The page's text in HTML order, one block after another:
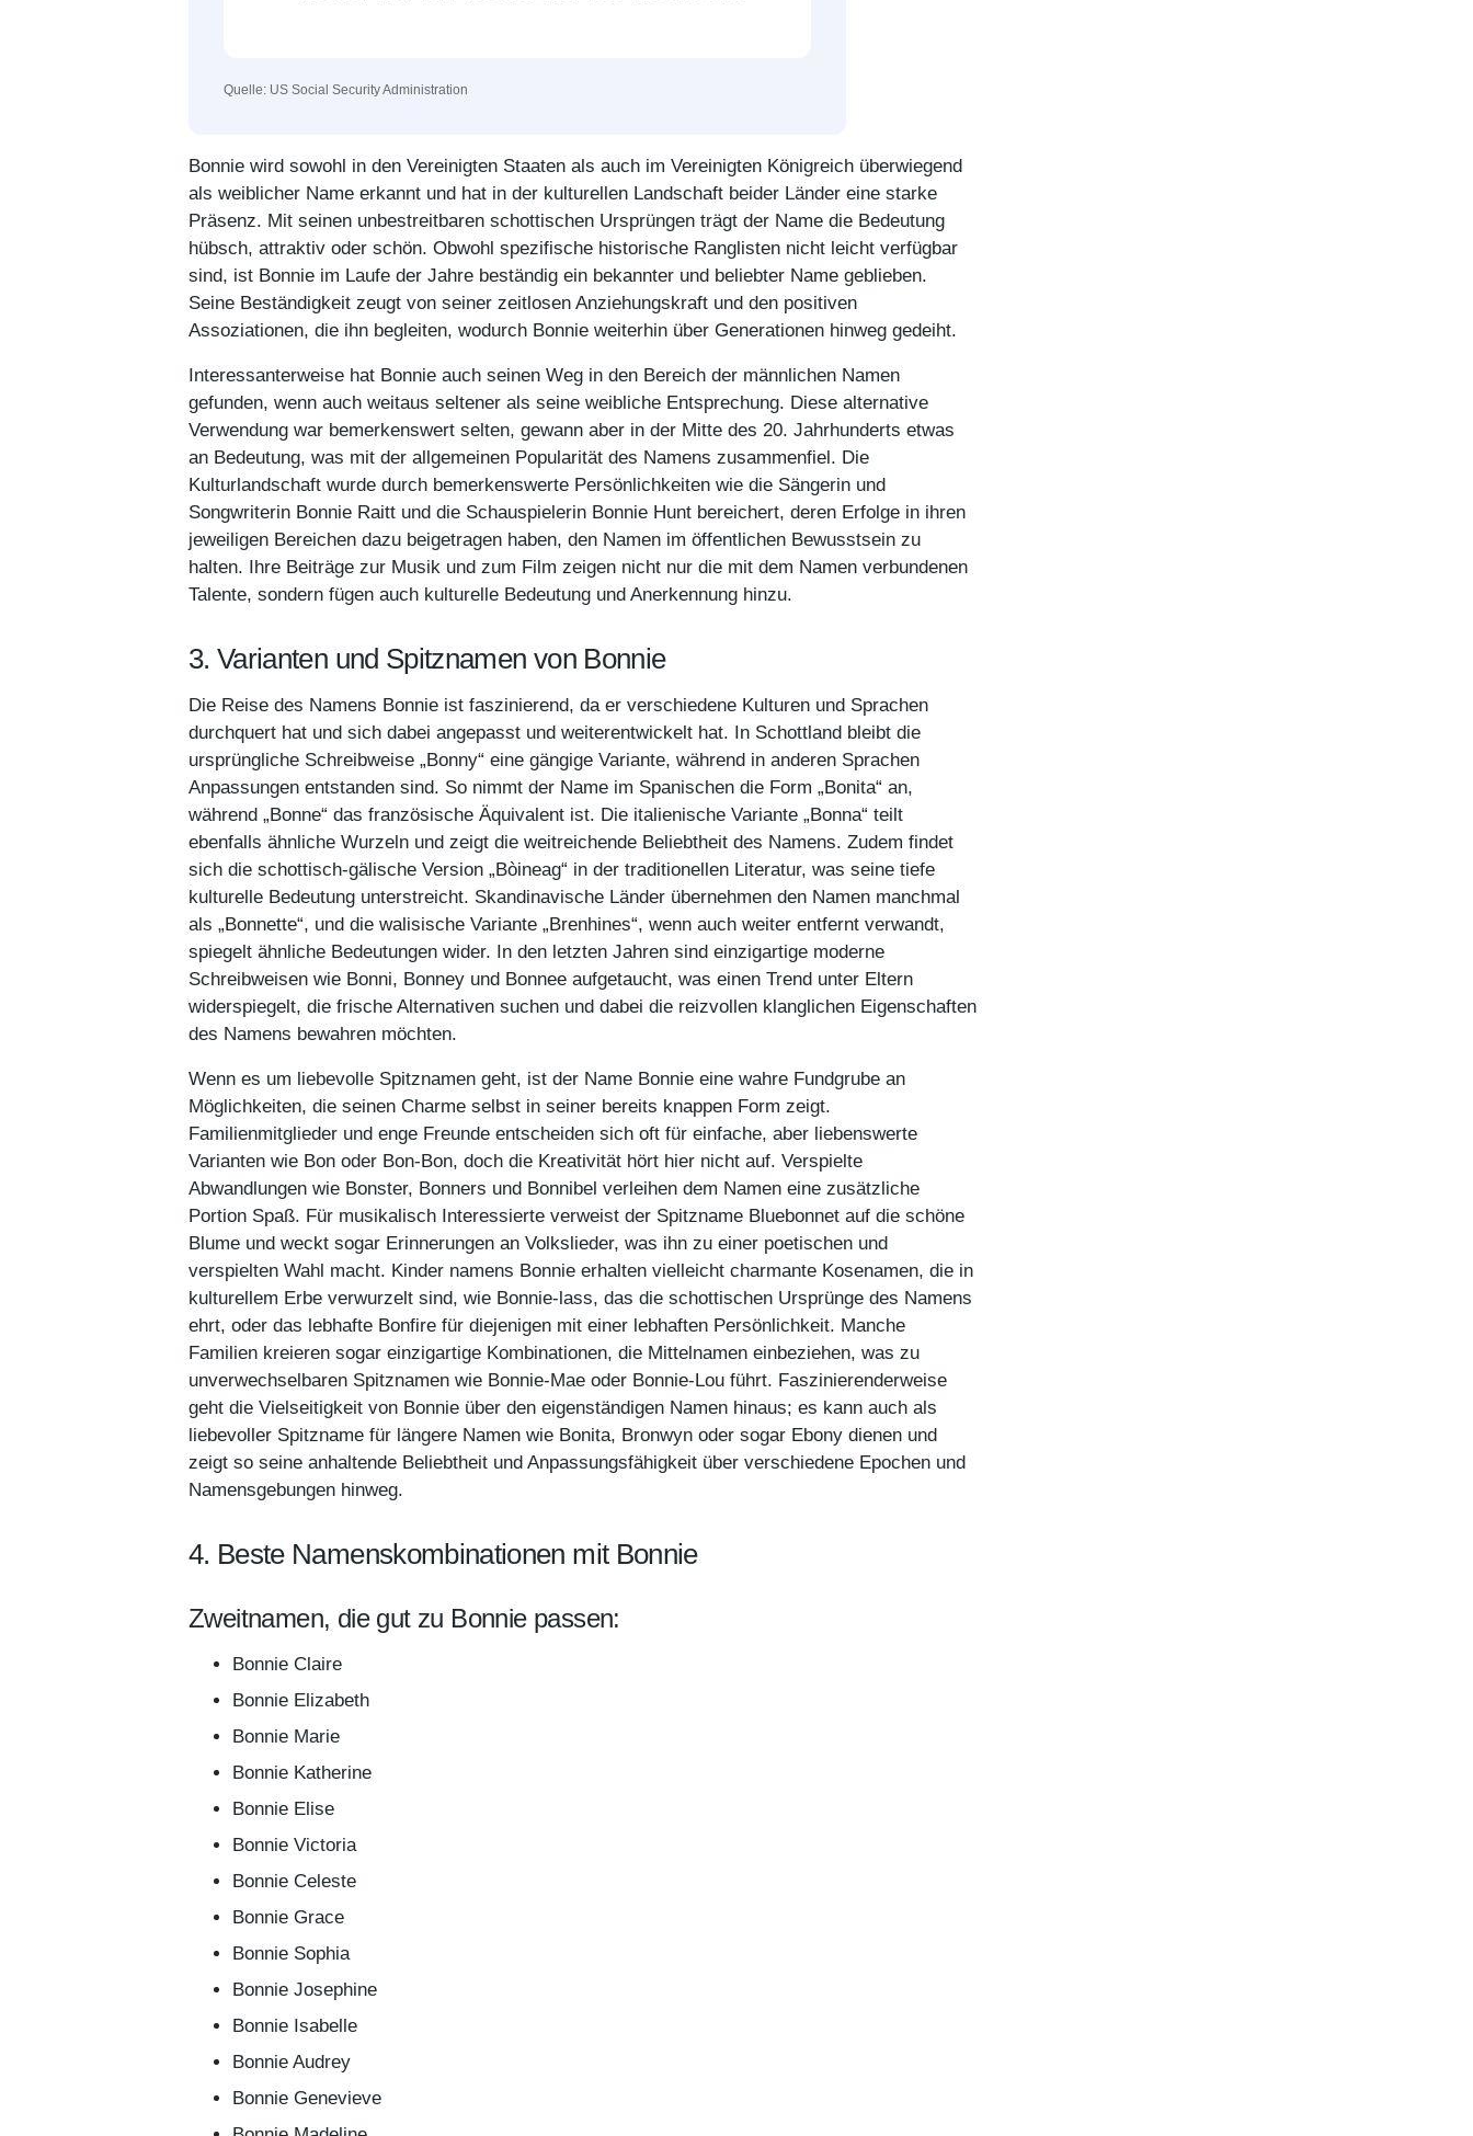
Quelle: US Social Security Administration
Bonnie wird sowohl in den Vereinigten Staaten als auch im Vereinigten Königreich überwiegend
als weiblicher Name erkannt und hat in der kulturellen Landschaft beider Länder eine starke
Präsenz. Mit seinen unbestreitbaren schottischen Ursprüngen trägt der Name die Bedeutung
hübsch, attraktiv oder schön. Obwohl spezifische historische Ranglisten nicht leicht verfügbar
sind, ist Bonnie im Laufe der Jahre beständig ein bekannter und beliebter Name geblieben.
Seine Beständigkeit zeugt von seiner zeitlosen Anziehungskraft und den positiven
Assoziationen, die ihn begleiten, wodurch Bonnie weiterhin über Generationen hinweg gedeiht.
Interessanterweise hat Bonnie auch seinen Weg in den Bereich der männlichen Namen
gefunden, wenn auch weitaus seltener als seine weibliche Entsprechung. Diese alternative
Verwendung war bemerkenswert selten, gewann aber in der Mitte des 20. Jahrhunderts etwas
an Bedeutung, was mit der allgemeinen Popularität des Namens zusammenfiel. Die
Kulturlandschaft wurde durch bemerkenswerte Persönlichkeiten wie die Sängerin und
Songwriterin Bonnie Raitt und die Schauspielerin Bonnie Hunt bereichert, deren Erfolge in ihren
jeweiligen Bereichen dazu beigetragen haben, den Namen im öffentlichen Bewusstsein zu
halten. Ihre Beiträge zur Musik und zum Film zeigen nicht nur die mit dem Namen verbundenen
Talente, sondern fügen auch kulturelle Bedeutung und Anerkennung hinzu.
3. Varianten und Spitznamen von Bonnie
Die Reise des Namens Bonnie ist faszinierend, da er verschiedene Kulturen und Sprachen
durchquert hat und sich dabei angepasst und weiterentwickelt hat. In Schottland bleibt die
ursprüngliche Schreibweise „Bonny“ eine gängige Variante, während in anderen Sprachen
Anpassungen entstanden sind. So nimmt der Name im Spanischen die Form „Bonita“ an,
während „Bonne“ das französische Äquivalent ist. Die italienische Variante „Bonna“ teilt
ebenfalls ähnliche Wurzeln und zeigt die weitreichende Beliebtheit des Namens. Zudem findet
sich die schottisch-gälische Version „Bòineag“ in der traditionellen Literatur, was seine tiefe
kulturelle Bedeutung unterstreicht. Skandinavische Länder übernehmen den Namen manchmal
als „Bonnette“, und die walisische Variante „Brenhines“, wenn auch weiter entfernt verwandt,
spiegelt ähnliche Bedeutungen wider. In den letzten Jahren sind einzigartige moderne
Schreibweisen wie Bonni, Bonney und Bonnee aufgetaucht, was einen Trend unter Eltern
widerspiegelt, die frische Alternativen suchen und dabei die reizvollen klanglichen Eigenschaften
des Namens bewahren möchten.
Wenn es um liebevolle Spitznamen geht, ist der Name Bonnie eine wahre Fundgrube an
Möglichkeiten, die seinen Charme selbst in seiner bereits knappen Form zeigt.
Familienmitglieder und enge Freunde entscheiden sich oft für einfache, aber liebenswerte
Varianten wie Bon oder Bon-Bon, doch die Kreativität hört hier nicht auf. Verspielte
Abwandlungen wie Bonster, Bonners und Bonnibel verleihen dem Namen eine zusätzliche
Portion Spaß. Für musikalisch Interessierte verweist der Spitzname Bluebonnet auf die schöne
Blume und weckt sogar Erinnerungen an Volkslieder, was ihn zu einer poetischen und
verspielten Wahl macht. Kinder namens Bonnie erhalten vielleicht charmante Kosenamen, die in
kulturellem Erbe verwurzelt sind, wie Bonnie-lass, das die schottischen Ursprünge des Namens
ehrt, oder das lebhafte Bonfire für diejenigen mit einer lebhaften Persönlichkeit. Manche
Familien kreieren sogar einzigartige Kombinationen, die Mittelnamen einbeziehen, was zu
unverwechselbaren Spitznamen wie Bonnie-Mae oder Bonnie-Lou führt. Faszinierenderweise
geht die Vielseitigkeit von Bonnie über den eigenständigen Namen hinaus; es kann auch als
liebevoller Spitzname für längere Namen wie Bonita, Bronwyn oder sogar Ebony dienen und
zeigt so seine anhaltende Beliebtheit und Anpassungsfähigkeit über verschiedene Epochen und
Namensgebungen hinweg.
4. Beste Namenskombinationen mit Bonnie
Zweitnamen, die gut zu Bonnie passen:
Bonnie Claire
Bonnie Elizabeth
Bonnie Marie
Bonnie Katherine
Bonnie Elise
Bonnie Victoria
Bonnie Celeste
Bonnie Grace
Bonnie Sophia
Bonnie Josephine
Bonnie Isabelle
Bonnie Audrey
Bonnie Genevieve